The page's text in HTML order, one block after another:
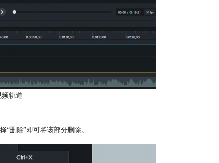
频轨道
删除”即可将该部分删除。